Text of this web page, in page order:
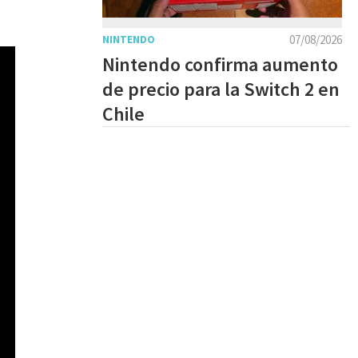
07/08/2026
NINTENDO
Nintendo confirma aumento
de precio para la Switch 2 en
Chile